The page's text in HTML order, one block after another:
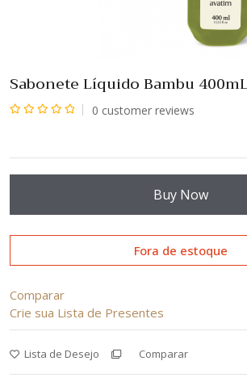
Sabonete Líquido Bambu
0 customer reviews
Buy Now
Fora de estoque
Comparar
Crie sua Lista de Presentes
Lista de Desejo Comparar